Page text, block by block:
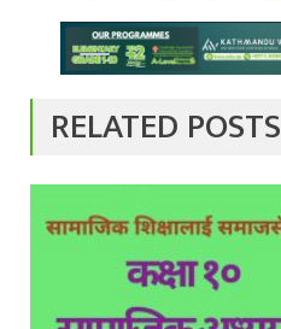
RELATED POSTS